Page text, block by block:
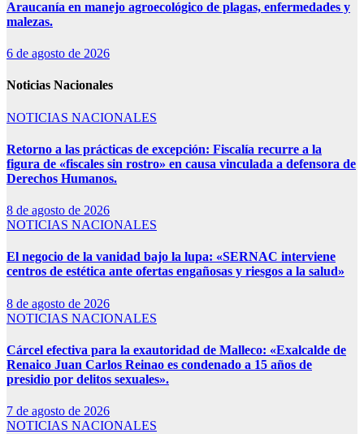
Araucanía en manejo agroecológico de plagas, enfermedades y
malezas.
6 de agosto de 2026
Noticias Nacionales
NOTICIAS NACIONALES
Retorno a las prácticas de excepción: Fiscalía recurre a la
figura de «fiscales sin rostro» en causa vinculada a defensora de
Derechos Humanos.
8 de agosto de 2026
NOTICIAS NACIONALES
El negocio de la vanidad bajo la lupa: «SERNAC interviene
centros de estética ante ofertas engañosas y riesgos a la salud»
8 de agosto de 2026
NOTICIAS NACIONALES
Cárcel efectiva para la exautoridad de Malleco: «Exalcalde de
Renaico Juan Carlos Reinao es condenado a 15 años de
presidio por delitos sexuales».
7 de agosto de 2026
NOTICIAS NACIONALES